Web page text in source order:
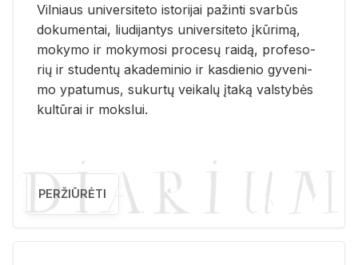
Vil­niaus uni­ver­si­te­to is­to­ri­jai pa­žin­ti svar­būs
do­ku­men­tai, liu­di­jan­tys uni­ver­si­te­to įkū­ri­mą,
mo­ky­mo ir mo­ky­mo­si pro­ce­sų rai­dą, pro­fe­so­
rių ir stu­den­tų aka­de­mi­nio ir kas­die­nio gy­ve­ni­
mo ypa­tu­mus, su­kur­tų vei­ka­lų įta­ką vals­ty­bės
kul­tū­rai ir moks­lui.
PERŽIŪRĖTI